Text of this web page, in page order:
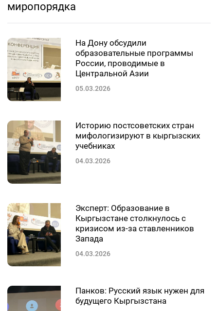
миропорядка
На Дону обсудили
образовательные программы
России, проводимые в
Центральной Азии
05.03.2026
Историю постсоветских стран
мифологизируют в кыргызских
учебниках
04.03.2026
Эксперт: Образование в
Кыргызстане столкнулось с
кризисом из-за ставленников
Запада
04.03.2026
Панков: Русский язык нужен для
будущего Кыргызстана